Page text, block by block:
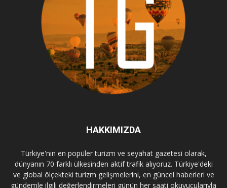
HAKKIMIZDA
Türkiye'nin en popüler turizm ve seyahat gazetesi olarak,
dünyanın 70 farklı ülkesinden aktif trafik alıyoruz. Türkiye'deki
ve global ölçekteki turizm gelişmelerini, en güncel haberleri ve
gündemle ilgili değerlendirmeleri günün her saati okuyucularıyla